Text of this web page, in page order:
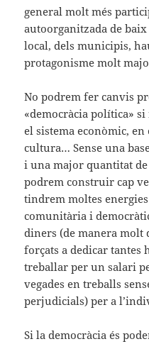
general molt més
autoorganitzada de
local, dels municipis,
protagonisme molt
No podrem fer canvis
«democràcia política»
el sistema econòmic,
cultura… Sense una
i una major quantitat de
podrem construir cap
tindrem moltes
comunitària i
diners (de manera molt
forçats a dedicar tantes
treballar per un salari
vegades en treballs
perjudicials) per a
Si la democràcia és